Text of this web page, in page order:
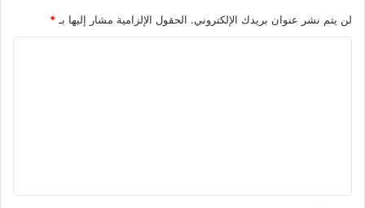
لن يتم نشر عنوان بريدك الإلكتروني. الحقول الإلزامية مشار إليها بـ *
ق